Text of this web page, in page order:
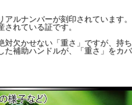
アルナンバーが刻印されています。
れている証です。
対欠かせない「重さ」ですが、持ち
た補助ハンドルが、「重さ」をカバ